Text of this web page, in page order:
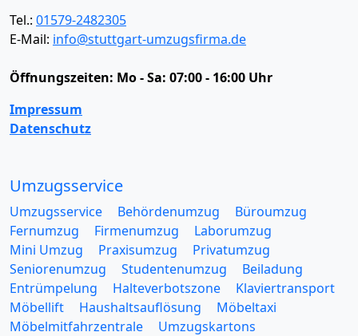
Tel.: 01579-2482305
E-Mail: info@stuttgart-umzugsfirma.de
Öffnungszeiten: Mo - Sa: 07:00 - 16:00 Uhr
Impressum
Datenschutz
Umzugsservice
Umzugsservice Behördenumzug
Büroumzug
Fernumzug
Firmenumzug
Laborumzug
Mini Umzug
Praxisumzug
Privatumzug
Seniorenumzug
Studentenumzug
Beiladung
Entrümpelung
Halteverbotszone
Klaviertransport
Möbellift
Haushaltsauflösung
Möbeltaxi
Möbelmitfahrzentrale
Umzugskartons